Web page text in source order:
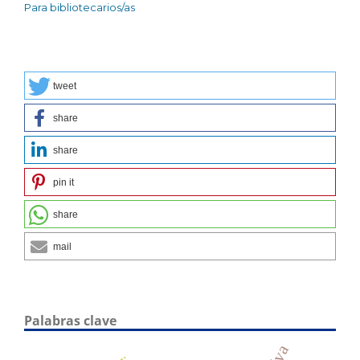
Para bibliotecarios/as
tweet
share
share
pin it
share
mail
Palabras clave